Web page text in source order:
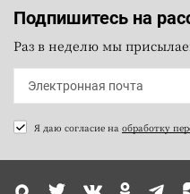
Подпишитесь на
Раз в неделю мы
Я даю согласие на обработку